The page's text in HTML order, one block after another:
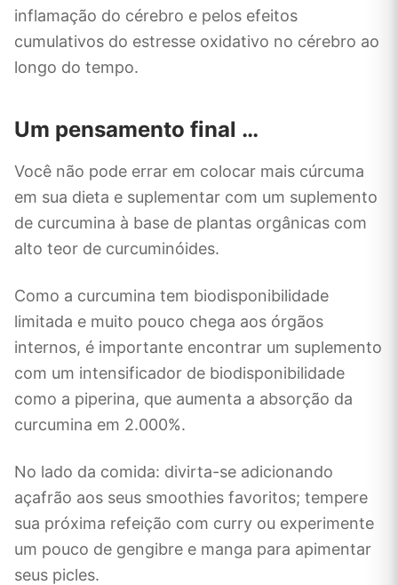
inflamação do cérebro e pelos efeitos
cumulativos do estresse oxidativo no cérebro ao
longo do tempo.
Um pensamento final …
Você não pode errar em colocar mais cúrcuma
em sua dieta e suplementar com um suplemento
de curcumina à base de plantas orgânicas com
alto teor de curcuminóides.
Como a curcumina tem biodisponibilidade
limitada e muito pouco chega aos órgãos
internos, é importante encontrar um suplemento
com um intensificador de biodisponibilidade
como a piperina, que aumenta a absorção da
curcumina em 2.000%.
No lado da comida: divirta-se adicionando
açafrão aos seus smoothies favoritos; tempere
sua próxima refeição com curry ou experimente
um pouco de gengibre e manga para apimentar
seus picles.